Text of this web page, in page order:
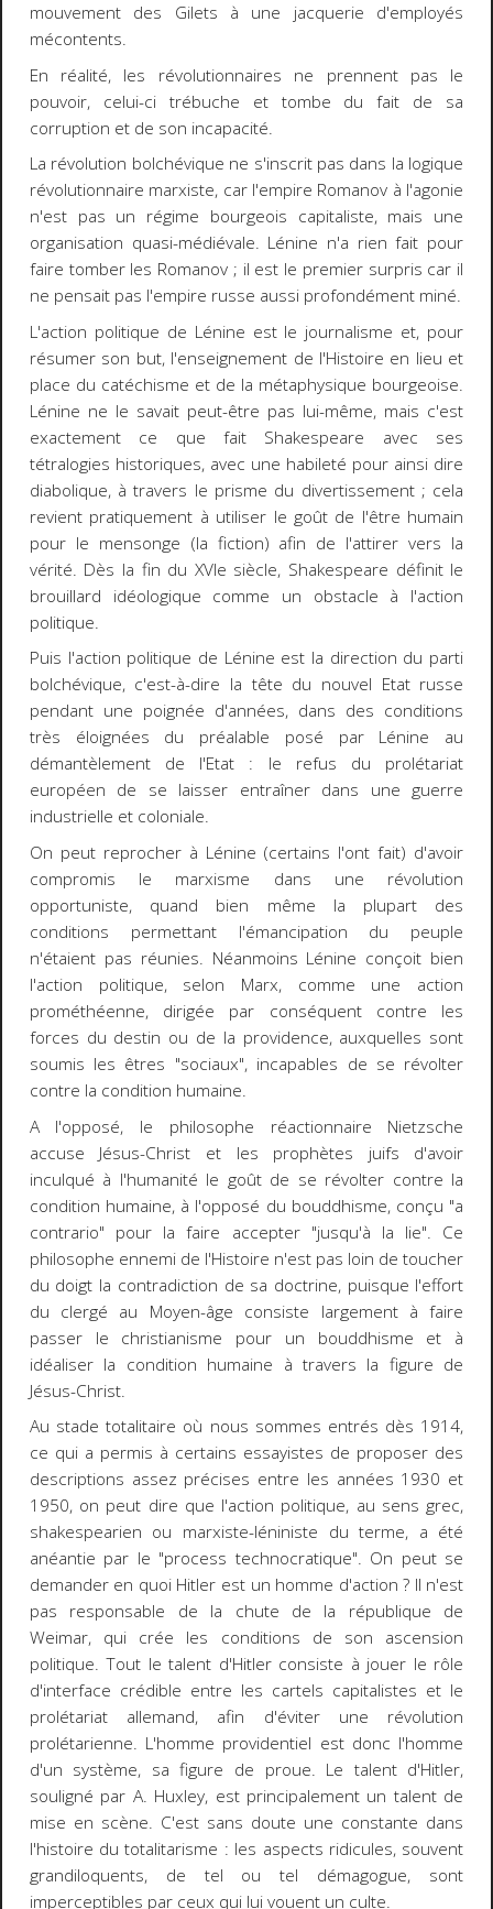
mouvement des Gilets à une jacquerie d'employés
mécontents.
En réalité, les révolutionnaires ne prennent pas le
pouvoir, celui-ci trébuche et tombe du fait de sa
corruption et de son incapacité.
La révolution bolchévique ne s'inscrit pas dans la logique
révolutionnaire marxiste, car l'empire Romanov à l'agonie
n'est pas un régime bourgeois capitaliste, mais une
organisation quasi-médiévale. Lénine n'a rien fait pour
faire tomber les Romanov ; il est le premier surpris car il
ne pensait pas l'empire russe aussi profondément miné.
L'action politique de Lénine est le journalisme et, pour
résumer son but, l'enseignement de l'Histoire en lieu et
place du catéchisme et de la métaphysique bourgeoise.
Lénine ne le savait peut-être pas lui-même, mais c'est
exactement ce que fait Shakespeare avec ses
tétralogies historiques, avec une habileté pour ainsi dire
diabolique, à travers le prisme du divertissement ; cela
revient pratiquement à utiliser le goût de l'être humain
pour le mensonge (la fiction) afin de l'attirer vers la
vérité. Dès la fin du XVIe siècle, Shakespeare définit le
brouillard idéologique comme un obstacle à l'action
politique.
Puis l'action politique de Lénine est la direction du parti
bolchévique, c'est-à-dire la tête du nouvel Etat russe
pendant une poignée d'années, dans des conditions
très éloignées du préalable posé par Lénine au
démantèlement de l'Etat : le refus du prolétariat
européen de se laisser entraîner dans une guerre
industrielle et coloniale.
On peut reprocher à Lénine (certains l'ont fait) d'avoir
compromis le marxisme dans une révolution
opportuniste, quand bien même la plupart des
conditions permettant l'émancipation du peuple
n'étaient pas réunies. Néanmoins Lénine conçoit bien
l'action politique, selon Marx, comme une action
prométhéenne, dirigée par conséquent contre les
forces du destin ou de la providence, auxquelles sont
soumis les êtres "sociaux", incapables de se révolter
contre la condition humaine.
A l'opposé, le philosophe réactionnaire Nietzsche
accuse Jésus-Christ et les prophètes juifs d'avoir
inculqué à l'humanité le goût de se révolter contre la
condition humaine, à l'opposé du bouddhisme, conçu "a
contrario" pour la faire accepter "jusqu'à la lie". Ce
philosophe ennemi de l'Histoire n'est pas loin de toucher
du doigt la contradiction de sa doctrine, puisque l'effort
du clergé au Moyen-âge consiste largement à faire
passer le christianisme pour un bouddhisme et à
idéaliser la condition humaine à travers la figure de
Jésus-Christ.
Au stade totalitaire où nous sommes entrés dès 1914,
ce qui a permis à certains essayistes de proposer des
descriptions assez précises entre les années 1930 et
1950, on peut dire que l'action politique, au sens grec,
shakespearien ou marxiste-léniniste du terme, a été
anéantie par le "process technocratique". On peut se
demander en quoi Hitler est un homme d'action ? Il n'est
pas responsable de la chute de la république de
Weimar, qui crée les conditions de son ascension
politique. Tout le talent d'Hitler consiste à jouer le rôle
d'interface crédible entre les cartels capitalistes et le
prolétariat allemand, afin d'éviter une révolution
prolétarienne. L'homme providentiel est donc l'homme
d'un système, sa figure de proue. Le talent d'Hitler,
souligné par A. Huxley, est principalement un talent de
mise en scène. C'est sans doute une constante dans
l'histoire du totalitarisme : les aspects ridicules, souvent
grandiloquents, de tel ou tel démagogue, sont
imperceptibles par ceux qui lui vouent un culte.